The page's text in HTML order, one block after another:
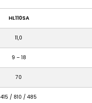
HL110SA
11,0
9 – 18
70
415 / 810 / 485